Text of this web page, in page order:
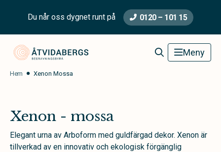
Du når oss dygnet runt på 0120 – 101 15
Åtvidabergs BegravningsbyråMeny
Hem Xenon Mossa
Xenon - mossa
Elegant urna av Arboform med guldfärgad dekor. Xenon är
tillverkad av en innovativ och ekologisk förgänglig